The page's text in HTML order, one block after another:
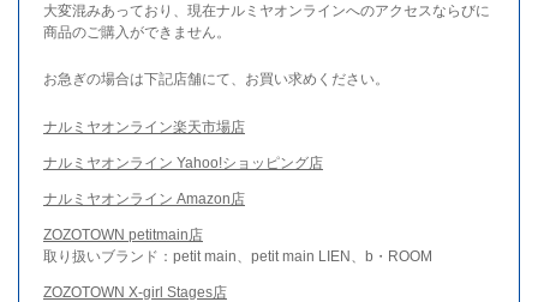
大変混みあっており、現在ナルミヤオンラインへのアクセスならびに
商品のご購入ができません。
お急ぎの場合は下記店舗にて、お買い求めください。
ナルミヤオンライン楽天市場店
ナルミヤオンライン Yahoo!ショッピング店
ナルミヤオンライン Amazon店
ZOZOTOWN petitmain店
取り扱いブランド：petit main、petit main LIEN、b・ROOM
ZOZOTOWN X-girl Stages店